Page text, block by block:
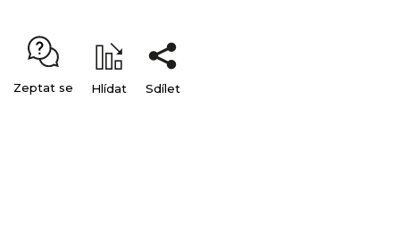
Zeptat se Hlídat Sdílet